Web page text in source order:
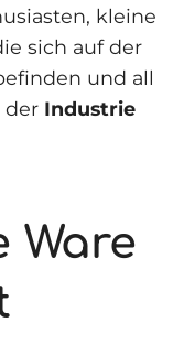
kleine
sich auf der
und all
der Industrie
Ware